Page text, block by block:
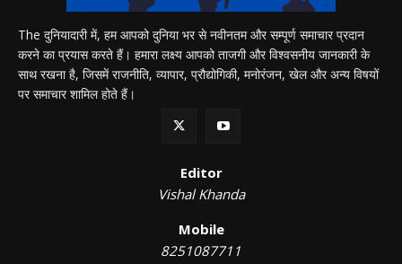
The दुनियादारी में, हम आपको दुनिया भर से नवीनतम और सम्पूर्ण समाचार प्रदान
करने का प्रयास करते हैं। हमारा लक्ष्य आपको ताजगी और विश्वसनीय जानकारी के
साथ रखना है, जिसमें राजनीति, व्यापार, प्रौद्योगिकी, मनोरंजन, खेल और अन्य विषयों
पर समाचार शामिल होते हैं।
Editor
Vishal Khanda
Mobile
8251087711